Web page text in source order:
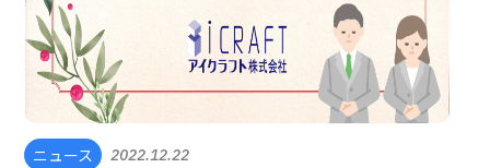
ニュース 2022.12.22